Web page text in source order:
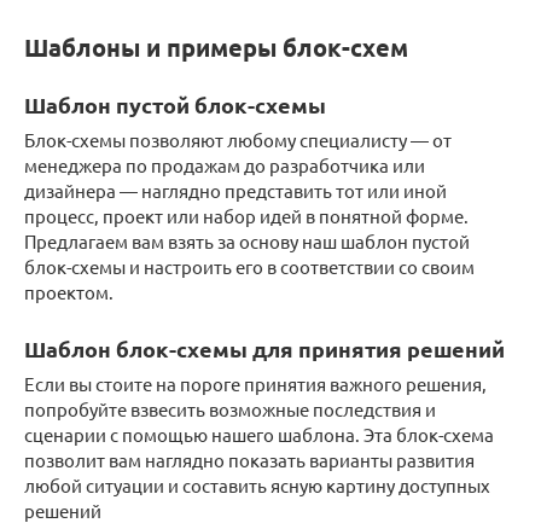
Шаблоны и примеры блок-схем
Шаблон пустой блок-схемы
Блок-схемы позволяют любому специалисту — от
менеджера по продажам до разработчика или
дизайнера — наглядно представить тот или иной
процесс, проект или набор идей в понятной форме.
Предлагаем вам взять за основу наш шаблон пустой
блок-схемы и настроить его в соответствии со своим
проектом.
Шаблон блок-схемы для принятия решений
Если вы стоите на пороге принятия важного решения,
попробуйте взвесить возможные последствия и
сценарии с помощью нашего шаблона. Эта блок-схема
позволит вам наглядно показать варианты развития
любой ситуации и составить ясную картину доступных
решений